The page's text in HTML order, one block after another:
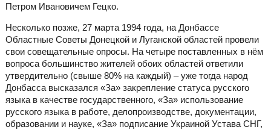
Петром Ивановичем Гецко.
Несколько позже, 27 марта 1994 года, на Донбассе
Областные Советы Донецкой и Луганской областей провели
свои совещательные опросы. На четыре поставленных в нём
вопроса большинство жителей обоих областей ответили
утвердительно (свыше 80% на каждый) – уже тогда народ
Донбасса высказался «За» закрепление статуса русского
языка в качестве государственного, «За» использование
русского языка в работе, делопроизводстве, документации,
образовании и науке, «За» подписание Украиной Устава СНГ,